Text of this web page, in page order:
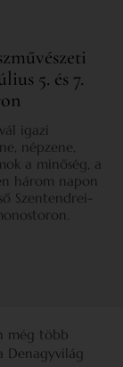
5. és 7.
igazi
népzene,
a minőség, a
három napon
Szentendrei-
még több
Denagyvilág